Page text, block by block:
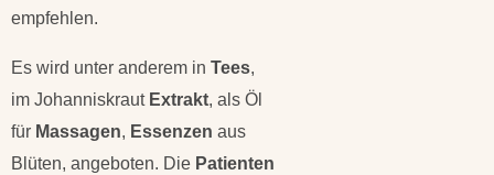
empfehlen.
Es wird unter anderem in Tees,
im Johanniskraut Extrakt, als Öl
für Massagen, Essenzen aus
Blüten, angeboten. Die Patienten